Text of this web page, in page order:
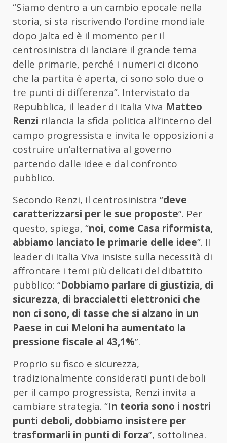
“Siamo dentro a un cambio epocale nella
storia, si sta riscrivendo l’ordine mondiale
dopo Jalta ed è il momento per il
centrosinistra di lanciare il grande tema
delle primarie, perché i numeri ci dicono
che la partita è aperta, ci sono solo due o
tre punti di differenza”. Intervistato da
Repubblica, il leader di Italia Viva Matteo
Renzi rilancia la sfida politica all’interno del
campo progressista e invita le opposizioni a
costruire un’alternativa al governo
partendo dalle idee e dal confronto
pubblico.
Secondo Renzi, il centrosinistra “deve
caratterizzarsi per le sue proposte”. Per
questo, spiega, “noi, come Casa riformista,
abbiamo lanciato le primarie delle idee”. Il
leader di Italia Viva insiste sulla necessità di
affrontare i temi più delicati del dibattito
pubblico: “Dobbiamo parlare di giustizia, di
sicurezza, di braccialetti elettronici che
non ci sono, di tasse che si alzano in un
Paese in cui Meloni ha aumentato la
pressione fiscale al 43,1%”.
Proprio su fisco e sicurezza,
tradizionalmente considerati punti deboli
per il campo progressista, Renzi invita a
cambiare strategia. “In teoria sono i nostri
punti deboli, dobbiamo insistere per
trasformarli in punti di forza”, sottolinea.